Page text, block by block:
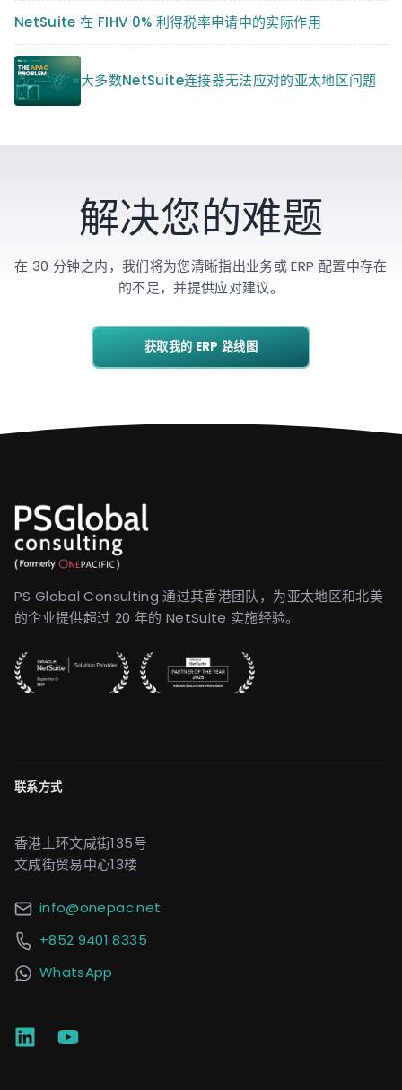
NetSuite 在 FIHV 0% 利得税率申请中的实际作用
大多数NetSuite连接器无法应对的亚太地区问题
解决您的难题
在 30 分钟之内，我们将为您清晰指出业务或 ERP 配置中存在
的不足，并提供应对建议。
获取我的 ERP 路线图
PS Global Consulting 通过其香港团队，为亚太地区和北美
的企业提供超过 20 年的 NetSuite 实施经验。
联系方式
香港上环文咸街135号
文咸街贸易中心13楼
info@onepac.net
+852 9401 8335
WhatsApp